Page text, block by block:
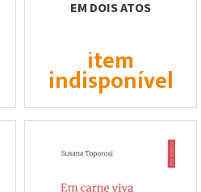
EM DOIS ATOS
item
indisponível